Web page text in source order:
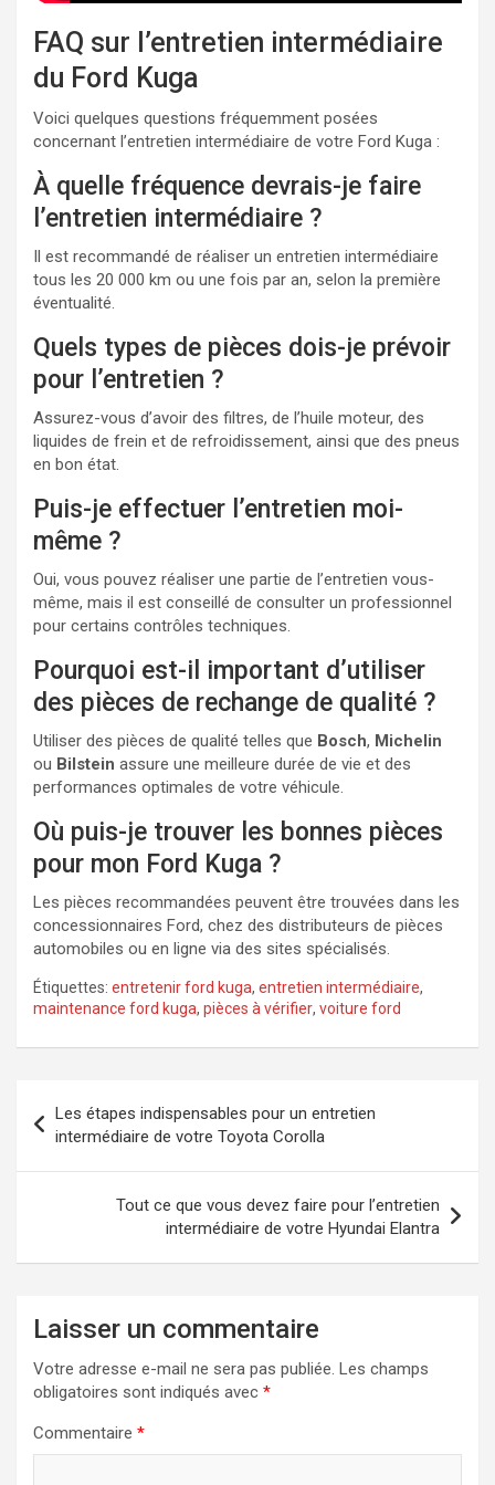
FAQ sur l’entretien intermédiaire
du Ford Kuga
Voici quelques questions fréquemment posées
concernant l’entretien intermédiaire de votre Ford Kuga :
À quelle fréquence devrais-je faire
l’entretien intermédiaire ?
Il est recommandé de réaliser un entretien intermédiaire
tous les 20 000 km ou une fois par an, selon la première
éventualité.
Quels types de pièces dois-je prévoir
pour l’entretien ?
Assurez-vous d’avoir des filtres, de l’huile moteur, des
liquides de frein et de refroidissement, ainsi que des pneus
en bon état.
Puis-je effectuer l’entretien moi-
même ?
Oui, vous pouvez réaliser une partie de l’entretien vous-
même, mais il est conseillé de consulter un professionnel
pour certains contrôles techniques.
Pourquoi est-il important d’utiliser
des pièces de rechange de qualité ?
Utiliser des pièces de qualité telles que Bosch, Michelin
ou Bilstein assure une meilleure durée de vie et des
performances optimales de votre véhicule.
Où puis-je trouver les bonnes pièces
pour mon Ford Kuga ?
Les pièces recommandées peuvent être trouvées dans les
concessionnaires Ford, chez des distributeurs de pièces
automobiles ou en ligne via des sites spécialisés.
Étiquettes: entretenir ford kuga, entretien intermédiaire,
maintenance ford kuga, pièces à vérifier, voiture ford
de
l’article
Les étapes indispensables pour un entretien
intermédiaire de votre Toyota Corolla
Tout ce que vous devez faire pour l’entretien
intermédiaire de votre Hyundai Elantra
Laisser un commentaire
Votre adresse e-mail ne sera pas publiée. Les champs
obligatoires sont indiqués avec *
Commentaire *